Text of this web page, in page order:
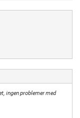
ingen problemer med